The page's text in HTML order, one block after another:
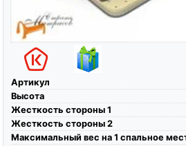
Артикул
Высота
Жесткость стороны 1
Жесткость стороны 2
Максимальный вес на 1 спальное